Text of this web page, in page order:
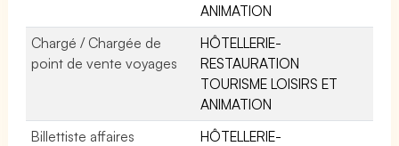
ANIMATION
Chargé / Chargée de
point de vente voyages
HÔTELLERIE-
RESTAURATION
TOURISME LOISIRS ET
ANIMATION
Billettiste affaires
HÔTELLERIE-